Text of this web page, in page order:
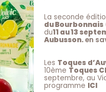
La seconde
du Bourbonnais
du11 au 13
Aubusson.en
Les Toques
10ème Toques
septembre, au
programme ICI